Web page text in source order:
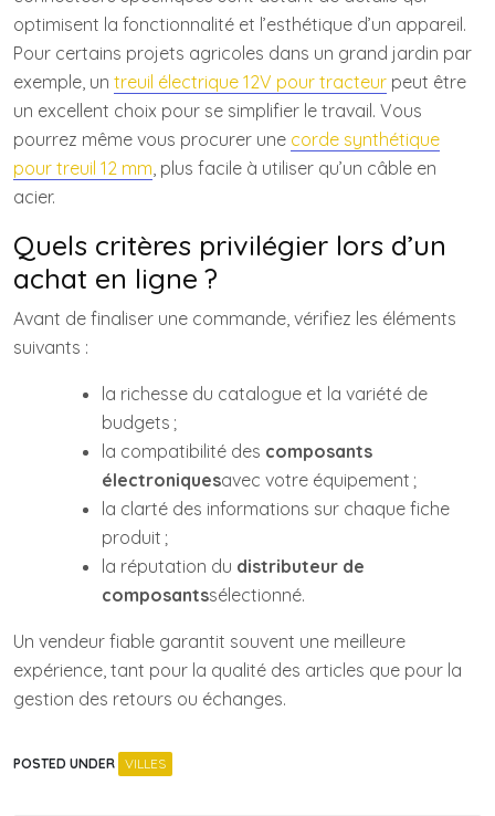
optimisent la fonctionnalité et l’esthétique d’un appareil.
Pour certains projets agricoles dans un grand jardin par
exemple, un treuil électrique 12V pour tracteur peut être
un excellent choix pour se simplifier le travail. Vous
pourrez même vous procurer une corde synthétique
pour treuil 12 mm, plus facile à utiliser qu’un câble en
acier.
Quels critères privilégier lors d’un
achat en ligne ?
Avant de finaliser une commande, vérifiez les éléments
suivants :
la richesse du catalogue et la variété de
budgets ;
la compatibilité des composants
électroniquesavec votre équipement ;
la clarté des informations sur chaque fiche
produit ;
la réputation du distributeur de
composantssélectionné.
Un vendeur fiable garantit souvent une meilleure
expérience, tant pour la qualité des articles que pour la
gestion des retours ou échanges.
POSTED UNDER VILLES